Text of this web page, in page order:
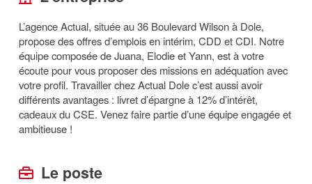
L’agence Actual, située au 36 Boulevard Wilson à Dole,
propose des offres d’emplois en intérim, CDD et CDI. Notre
équipe composée de Juana, Elodie et Yann, est à votre
écoute pour vous proposer des missions en adéquation avec
votre profil. Travailler chez Actual Dole c’est aussi avoir
différents avantages : livret d’épargne à 12% d’intérêt,
cadeaux du CSE. Venez faire partie d’une équipe engagée et
ambitieuse !
Le poste